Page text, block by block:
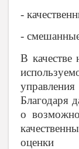
-
-
В качестве
Благодаря
о
оценки